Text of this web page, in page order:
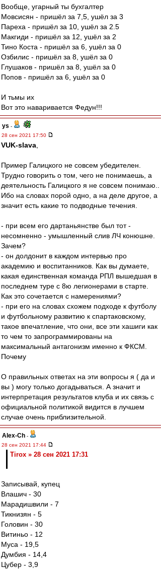
Вообще, угарный ты бухгалтер
Мовсисян - пришёл за 7,5, ушёл за 3
Пареха - пришёл за 10, ушёл за 2.5
Макгиди - пришёл за 12, ушёл за 2
Тино Коста - пришёл за 6, ушёл за 0
Озбилис - пришёл за 8, ушёл за 0
Глушаков - пришёл за 8, ушёл за 0
Попов - пришёл за 6, ушёл за 0
И тьмы их
Вот это наваривается Федун!!!
ys -
28 сен 2021 17:50
VUK-slava
Пример Галицкого не совсем убедителен.
Трудно говорить о том, чего не понимаешь, а
деятельность Галицкого я не совсем понимаю..
Ибо на словах порой одно, а на деле другое, а
значит есть какие то подводные течения.
- при всем его дартаньянстве был тот -
несомненно - умышленный слив ЛЧ конюшне.
Зачем?
- он долдонит в каждом интервью про
академию и воспитанников. Как вы думаете,
какая единственная команда РПЛ вышедшая в
последнем туре с 8ю легионерами в старте.
Как это сочетается с намерениями?
- при его на словах схожем подходе к футболу
и футбольному развитию к спартаковскому,
такое впечатление, что они, все эти хашиги как
то чем то запрограммированы на
максимальный антагонизм именно к ФКСМ.
Почему
О правильных ответах на эти вопросы я ( да и
вы ) могу только догадываться. А значит и
интерпретация результатов клуба и их связь с
официальной политикой видится в лучшем
случае очень приблизительной.
Alex-Ch -
28 сен 2021 17:44
Tirox » 28 сен 2021 17:31
Записывай, купец
Влашич - 30
Марадишвили - 7
Тикнизян - 5
Головин - 30
Витиньо - 12
Муса - 19,5
Думбия - 14,4
Цубер - 3,9